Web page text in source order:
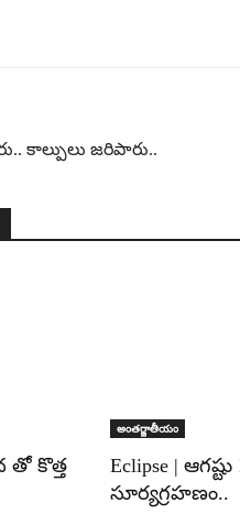
కాల్పులు జరిపారు..
తో కొత్త
అంతర్జాతీయం
Eclipse |
సూర్యగ్రహణం..